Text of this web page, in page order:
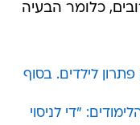
כלומר הבעיה
לילדים. בסוף
"די לניסוי